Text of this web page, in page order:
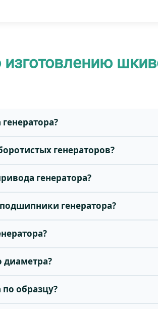
генераторов?
генератора?
генератора?
диаметра?
образцу?